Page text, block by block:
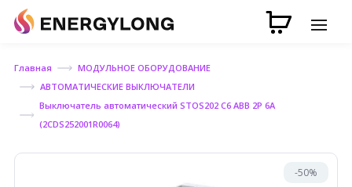
Главная
МОДУЛЬНОЕ ОБОРУДОВАНИЕ
АВТОМАТИЧЕСКИЕ ВЫКЛЮЧАТЕЛИ
Выключатель автоматический STOS202 C6 ABB 2P 6А
(2CDS252001R0064)
-50%